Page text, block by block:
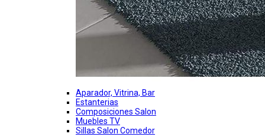
Aparador, Vitrina, Bar
Estanterias
Composiciones Salon
Muebles TV
Sillas Salon Comedor